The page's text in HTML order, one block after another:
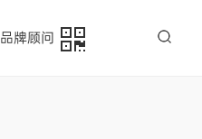
品牌顾问